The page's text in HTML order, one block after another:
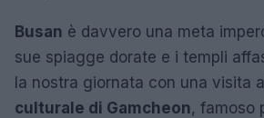
Busan è davvero una meta
sue spiagge dorate e i templi
la nostra giornata con una visita
culturale di Gamcheon, famoso